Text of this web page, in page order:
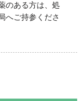
のある方は、処
へご持参くださ